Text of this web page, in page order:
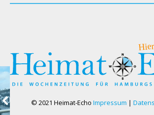
© 2021 Heimat-Echo Impressum |